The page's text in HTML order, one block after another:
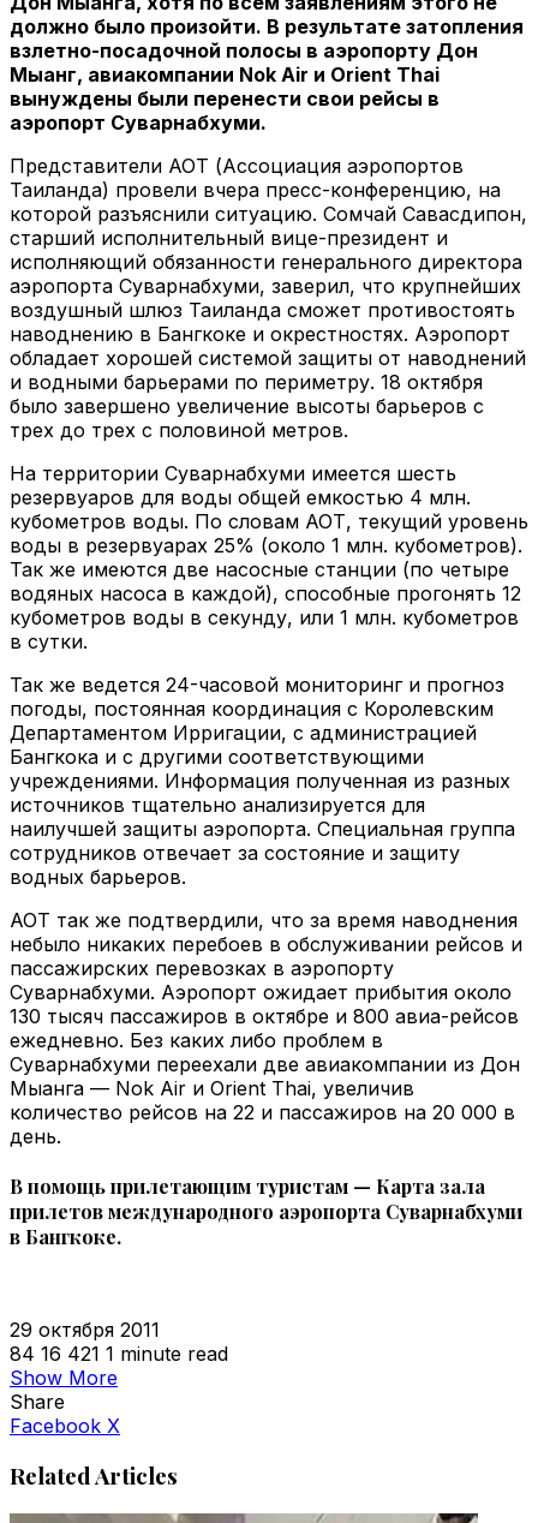
должно было произойти. В результате затопления
взлетно-посадочной полосы в аэропорту Дон
Мыанг, авиакомпании Nok Air и Orient Thai
вынуждены были перенести свои рейсы в
аэропорт Суварнабхуми.
Представители АОТ (Ассоциация аэропортов
Таиланда) провели вчера пресс-конференцию, на
которой разъяснили ситуацию. Сомчай Савасдипон,
старший исполнительный вице-президент и
исполняющий обязанности генерального директора
аэропорта Суварнабхуми, заверил, что крупнейших
воздушный шлюз Таиланда сможет противостоять
наводнению в Бангкоке и окрестностях. Аэропорт
обладает хорошей системой защиты от наводнений
и водными барьерами по периметру. 18 октября
было завершено увеличение высоты барьеров с
трех до трех с половиной метров.
На территории Суварнабхуми имеется шесть
резервуаров для воды общей емкостью 4 млн.
кубометров воды. По словам АОТ, текущий уровень
воды в резервуарах 25% (около 1 млн. кубометров).
Так же имеются две насосные станции (по четыре
водяных насоса в каждой), способные прогонять 12
кубометров воды в секунду, или 1 млн. кубометров
в сутки.
Так же ведется 24-часовой мониторинг и прогноз
погоды, постоянная координация с Королевским
Департаментом Ирригации, с администрацией
Бангкока и с другими соответствующими
учреждениями. Информация полученная из разных
источников тщательно анализируется для
наилучшей защиты аэропорта. Специальная группа
сотрудников отвечает за состояние и защиту
водных барьеров.
АОТ так же подтвердили, что за время наводнения
небыло никаких перебоев в обслуживании рейсов и
пассажирских перевозках в аэропорту
Суварнабхуми. Аэропорт ожидает прибытия около
130 тысяч пассажиров в октябре и 800 авиа-рейсов
ежедневно. Без каких либо проблем в
Суварнабхуми переехали две авиакомпании из Дон
Мыанга — Nok Air и Orient Thai, увеличив
количество рейсов на 22 и пассажиров на 20 000 в
день.
В помощь прилетающим туристам — Карта зала
прилетов международного аэропорта Суварнабхуми
в Бангкоке.
29 октября 2011
84 16 421 1 minute read
Show More
Share
Facebook X
Related Articles